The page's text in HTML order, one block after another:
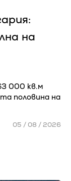
на
000 кв.м
половина на
05 / 08 / 2026